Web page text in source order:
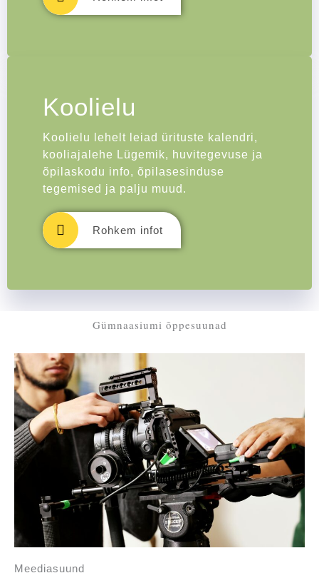
Koolielu
Koolielu lehelt leiad ürituste kalendri,
kooliajalehe Lügemik, huvitegevuse ja
õpilaskodu info, õpilasesinduse
tegemised ja palju muud.
Rohkem infot
Gümnaasiumi õppesuunad
Meediasuund